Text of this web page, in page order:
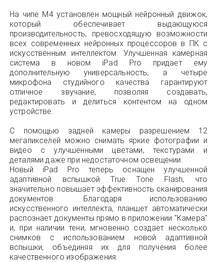
На чипе M4 установлен мощный нейронный движок,
который обеспечивает выдающуюся
производительность, превосходящую возможности
всех современных нейронных процессоров в ПК с
искусственным интеллектом. Улучшенная камерная
система в новом iPad Pro придает ему
дополнительную универсальность, а четыре
микрофона студийного качества гарантируют
отличное звучание, позволяя создавать,
редактировать и делиться контентом на одном
устройстве.
С помощью задней камеры разрешением 12
мегапикселей можно снимать яркие фотографии и
видео с улучшенными цветами, текстурами и
деталями даже при недостаточном освещении.
Новый iPad Pro теперь оснащен улучшенной
адаптивной вспышкой True Tone Flash, что
значительно повышает эффективность сканирования
документов. Благодаря использованию
искусственного интеллекта, планшет автоматически
распознает документы прямо в приложении "Камера"
и, при наличии тени, мгновенно создает несколько
снимков с использованием новой адаптивной
вспышки, объединяя их для получения более
качественного изображения.